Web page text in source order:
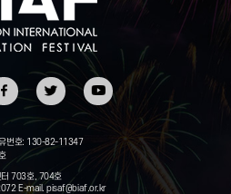
스
북
트위터 유튜브
번호: 130-82-11347
터 703호, 704호
E-mail.pisaf@biaf.or.kr